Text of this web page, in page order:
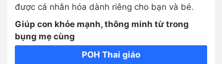
được cá nhân hóa dành riêng cho bạn và bé.
Giúp con khỏe mạnh, thông minh từ trong
bụng mẹ cùng
POH Thai giáo